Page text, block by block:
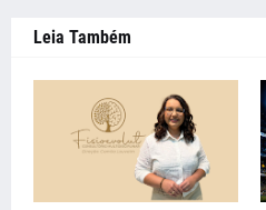
Leia Também